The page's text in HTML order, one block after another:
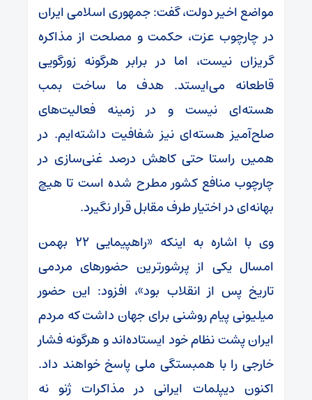
مواضع اخیر دولت، گفت: جمهوری اسلامی ایران
در چارچوب عزت، حکمت و مصلحت از مذاکره
گریزان نیست، اما در برابر هرگونه زورگویی
قاطعانه می‌ایستد. هدف ما ساخت بمب
هسته‌ای نیست و در زمینه فعالیت‌های
صلح‌آمیز هسته‌ای نیز شفافیت داشته‌ایم. در
همین راستا حتی کاهش درصد غنی‌سازی در
چارچوب منافع کشور مطرح شده است تا هیچ
بهانه‌ای در اختیار طرف مقابل قرار نگیرد.
وی با اشاره به اینکه «راهپیمایی ۲۲ بهمن
امسال یکی از پرشورترین حضورهای مردمی
تاریخ پس از انقلاب بود»، افزود: این حضور
میلیونی پیام روشنی برای جهان داشت که مردم
ایران پشت نظام خود ایستاده‌اند و هرگونه فشار
خارجی را با همبستگی ملی پاسخ خواهند داد.
اکنون دیپلمات ایرانی در مذاکرات ژنو نه